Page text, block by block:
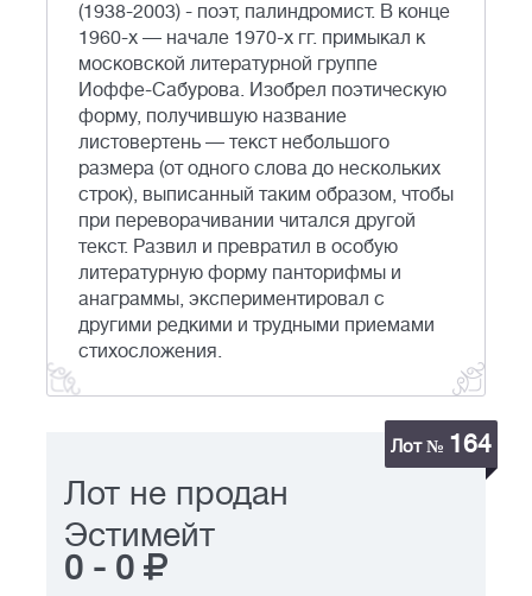
(1938-2003) - поэт, палиндромист. В конце
1960-х — начале 1970-х гг. примыкал к
московской литературной группе
Иоффе-Сабурова. Изобрел поэтическую
форму, получившую название
листовертень — текст небольшого
размера (от одного слова до нескольких
строк), выписанный таким образом, чтобы
при переворачивании читался другой
текст. Развил и превратил в особую
литературную форму панторифмы и
анаграммы, экспериментировал с
другими редкими и трудными приемами
стихосложения.
Лот № 164
Лот не продан
Эстимейт
0 - 0